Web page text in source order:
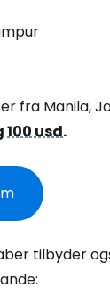
fra Manila,
100 usd.
tilbyder